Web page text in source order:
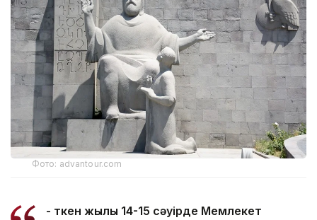
Фото: advantour.com
- Өткен жылы 14-15 сәуірде Мемлекет